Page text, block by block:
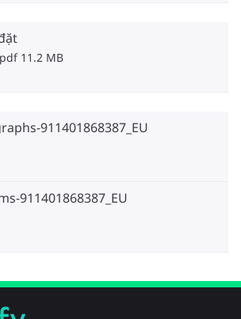
pdf 11.2 MB
911401868387_EU
911401868387_EU